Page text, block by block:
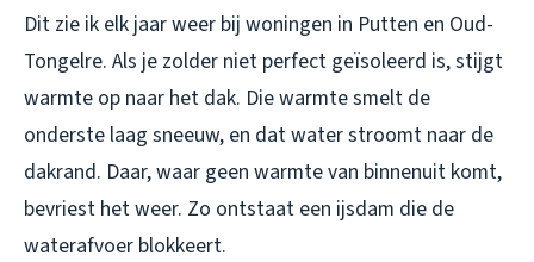
Dit zie ik elk jaar weer bij woningen in Putten en Oud-
Tongelre. Als je zolder niet perfect geïsoleerd is, stijgt
warmte op naar het dak. Die warmte smelt de
onderste laag sneeuw, en dat water stroomt naar de
dakrand. Daar, waar geen warmte van binnenuit komt,
bevriest het weer. Zo ontstaat een ijsdam die de
waterafvoer blokkeert.